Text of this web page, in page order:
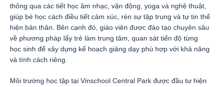
thông qua các tiết học âm nhạc, vận động, yoga và nghệ thuật,
giúp bé học cách điều tiết cảm xúc, rèn sự tập trung và tự tin thể
hiện bản thân. Bên cạnh đó, giáo viên được đào tạo chuyên sâu
về phương pháp lấy trẻ làm trung tâm, quan sát tiến độ từng
học sinh để xây dựng kế hoạch giảng dạy phù hợp với khả năng
và tính cách riêng.
Môi trường học tập tại Vinschool Central Park được đầu tư hiện